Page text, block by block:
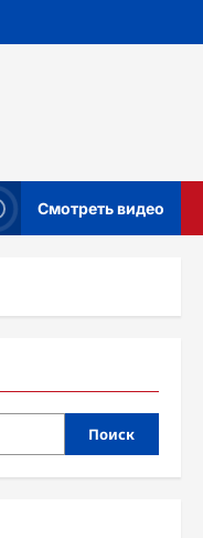
Смотреть видео
Поиск